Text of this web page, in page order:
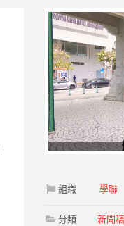
組織 學聯
分類 新聞稿